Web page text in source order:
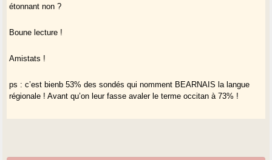
étonnant non ?
Boune lecture !
Amistats !
ps : c’est bienb 53% des sondés qui nomment BEARNAIS la langue
régionale ! Avant qu’on leur fasse avaler le terme occitan à 73% !